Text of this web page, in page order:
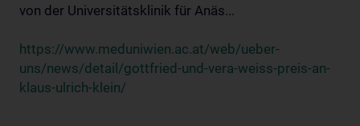
von der Universitätsklinik für Anäs...
https://www.meduniwien.ac.at/web/ueber-
uns/news/detail/gottfried-und-vera-weiss-preis-an-
klaus-ulrich-klein/